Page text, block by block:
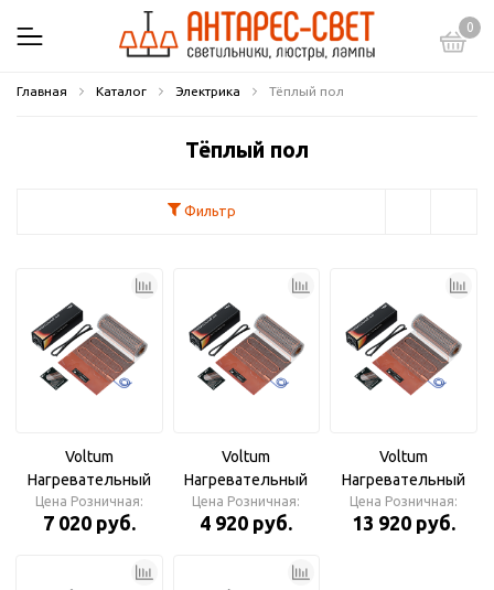
0
Главная Каталог Электрика Тёплый пол
Тёплый пол
Фильтр
Voltum
Нагревательный
элемент теплого
пола Т150 VLT01-
Цена Розничная:
7 020 руб.
Voltum
Нагревательный
элемент теплого
пола Т150 VLT01-
Цена Розничная:
4 920 руб.
Voltum
Нагревательный
элемент теплого
пола Т150 VLT01-
Цена Розничная:
13 920 руб.